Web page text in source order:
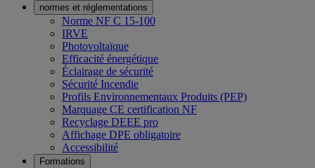
normes et réglementations
Norme NF C 15-100
IRVE
Photovoltaïque
Efficacité énergétique
Éclairage de sécurité
Sécurité Incendie
Profils Environnementaux Produits (PEP)
Marquage CE certification NF
Recyclage DEEE pro
Affichage DPE obligatoire
Accessibilité
Formations